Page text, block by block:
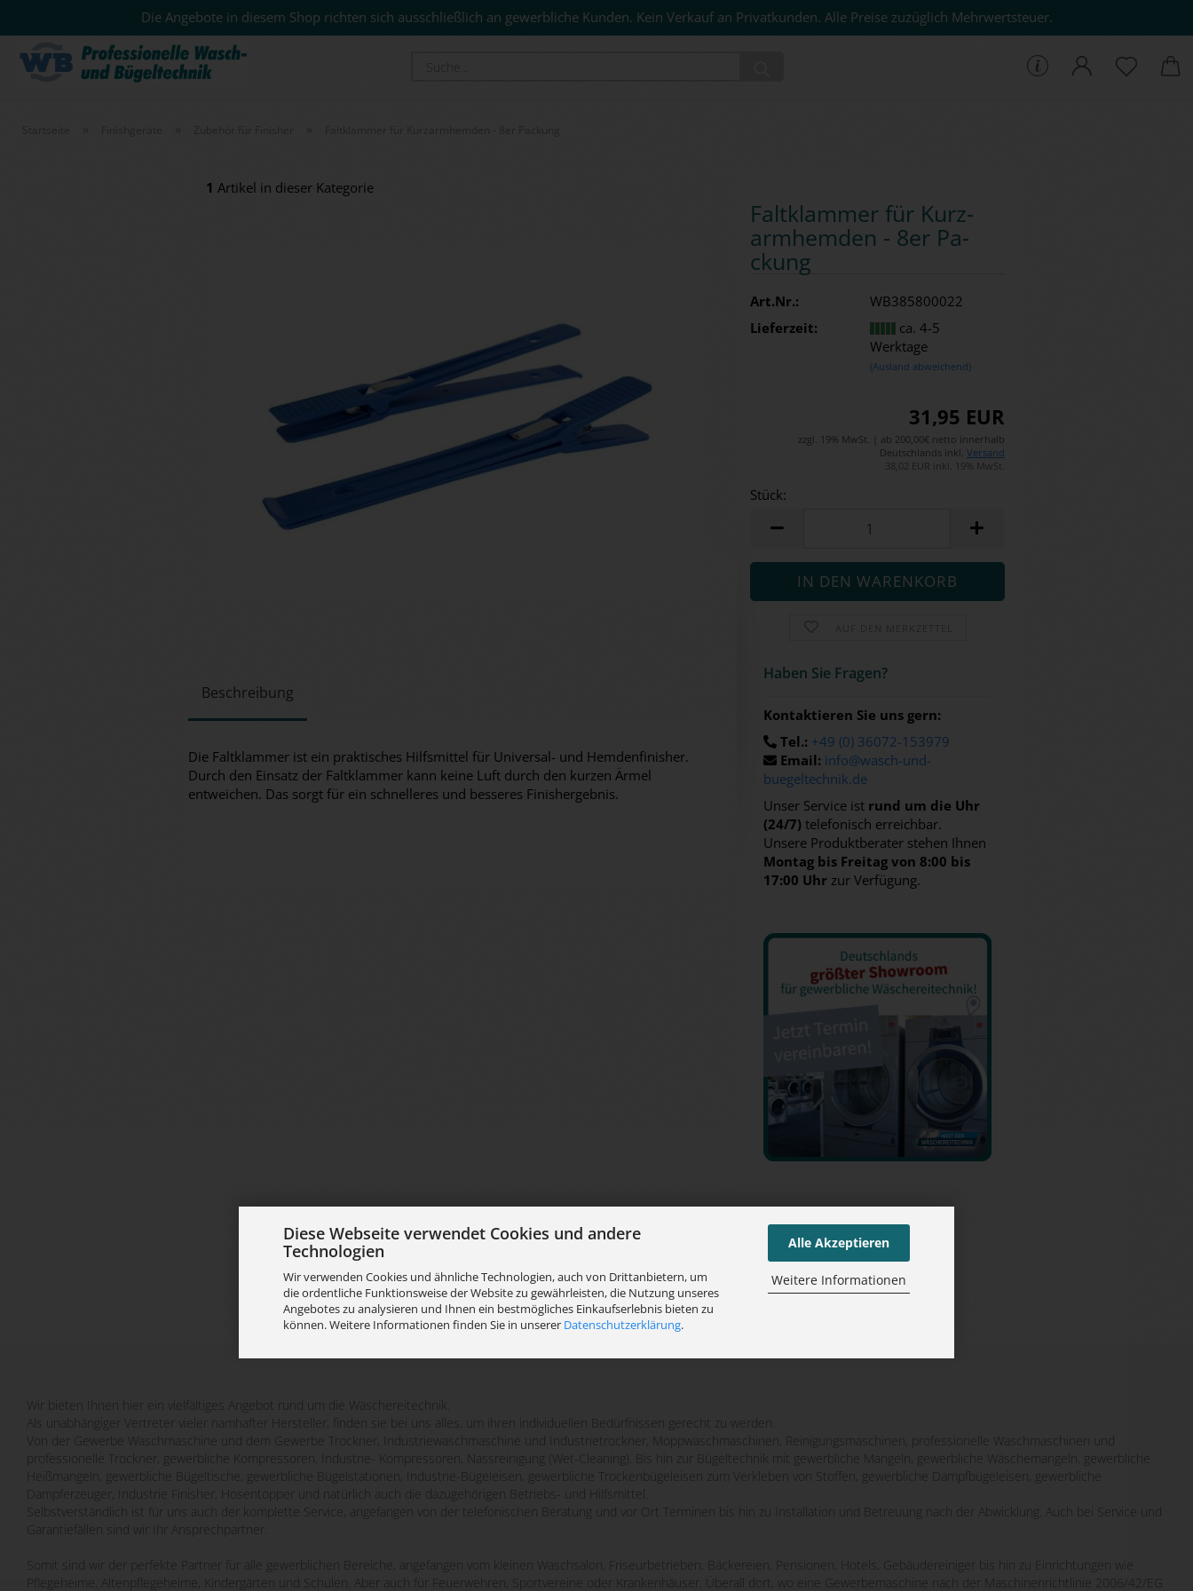
Diese Webseite verwendet Cookies und andere
Technologien
Wir verwenden Cookies und ähnliche Technologien, auch von Drittanbietern, um
die ordentliche Funktionsweise der Website zu gewährleisten, die Nutzung unseres
Angebotes zu analysieren und Ihnen ein bestmögliches Einkaufserlebnis bieten zu
können. Weitere Informationen finden Sie in unserer Datenschutzerklärung.
Alle Akzeptieren
Weitere Informationen
Die Angebote in diesem Shop richten sich ausschließlich an gewerbliche Kunden. Kein Verkauf an Privatkunden. Alle Preise zuzüglich Mehrwertsteuer.
1 Artikel in dieser Kategorie
Falt­klam­mer für Kurz­
arm­hem­den - 8er Pa­
ckung
Art.Nr.:
WB385800022
Lieferzeit:
ca. 4-5
Werktage
(Ausland abweichend)
31,95 EUR
zzgl. 19% MwSt. | ab 200,00€ netto innerhalb
Deutschlands inkl. Versand
38,02 EUR inkl. 19% MwSt.
Stück:
Stück
Haben Sie Fra­gen?
Kontaktieren Sie uns gern:
Tel.: +49 (0) 36072-153979
Email: info@wasch-und-
buegeltechnik.de
Unser Service ist rund um die Uhr
(24/7) telefonisch erreichbar.
Unsere Produktberater stehen Ihnen
Montag bis Freitag von 8:00 bis
17:00 Uhr zur Verfügung.
Beschreibung
Die Faltklammer ist ein praktisches Hilfsmittel für Universal- und Hemdenfinisher.
Durch den Einsatz der Faltklammer kann keine Luft durch den kurzen Ärmel
entweichen. Das sorgt für ein schnelleres und besseres Finishergebnis.
Wir bieten Ihnen hier ein vielfältiges Angebot rund um die Wäschereitechnik.
Als unabhängiger Vertreter vieler namhafter Hersteller, finden sie bei uns alles, um ihren individuellen Bedürfnissen gerecht zu werden.
Von der Gewerbe Waschmaschine und dem Gewerbe Trockner, Industriewaschmaschine und Industrietrockner, Moppwaschmaschinen, Reinigungsmaschinen, professionelle Waschmaschinen und
professionelle Trockner, gewerbliche Kompressoren, Industrie- Kompressoren, Nassreinigung (Wet-Cleaning). Bis hin zur Bügeltechnik mit gewerbliche Mangeln, gewerbliche Wäschemangeln, gewerbliche
Heißmangeln, gewerbliche Bügeltische, gewerbliche Bügelstationen, Industrie-Bügeleisen, gewerbliche Trockenbügeleisen zum Verkleben von Stoffen, gewerbliche Dampfbügeleisen, gewerbliche
Dampferzeuger, Industrie Finisher, Hosentopper und natürlich auch die dazugehörigen Betriebs- und Hilfsmittel.
Selbstverständlich ist für uns auch der komplette Service, angefangen von der telefonischen Beratung und vor Ort Terminen bis hin zu Installation und Betreuung nach der Abwicklung. Auch bei Service und
Garantiefällen sind wir Ihr Ansprechpartner.
Somit sind wir der perfekte Partner für alle gewerblichen Bereiche, angefangen vom kleinen Waschsalon, Friseurbetrieben, Bäckereien, Pensionen, Hotels, Gebäudereiniger bis hin zu Einrichtungen wie
Pflegeheime, Altenpflegeheime, Kindergärten und Schulen. Aber auch für Feuerwehren, Sportvereine oder Krankenhäuser. Überall dort, wo eine Gewerbemaschine nach der Maschinenrichtlinie 2006/42/EG